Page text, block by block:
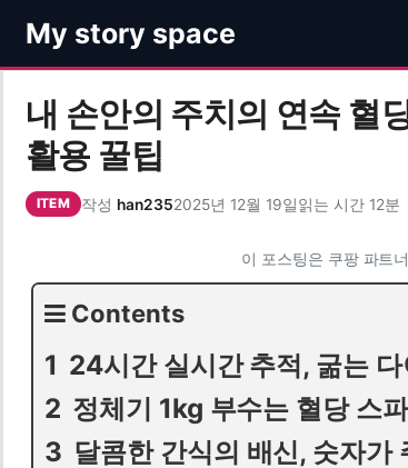
My story space
내 손안의 주치의 연속 혈
활용 꿀팁
ITEM 작성 han2352025년 12월 19일읽는 시간 12분
이 포스팅은 쿠팡 파트
Contents
24시간 실시간 추적, 굶는
정체기 1kg 부수는 혈당 스
달콤한 간식의 배신, 숫자가